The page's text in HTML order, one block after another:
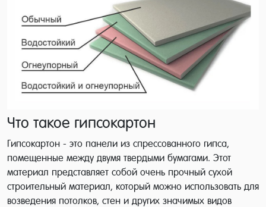
Что такое гипсокартон
Гипсокартон - это панели из спрессованного гипса,
помещенные между двумя твердыми бумагами. Этот
материал представляет собой очень прочный сухой
строительный материал, который можно использовать для
возведения потолков, стен и других значимых видов